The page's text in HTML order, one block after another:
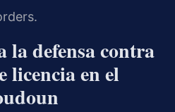
la defensa contra
licencia en el